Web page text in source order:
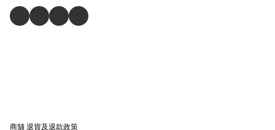
商舖退貨及退款政策